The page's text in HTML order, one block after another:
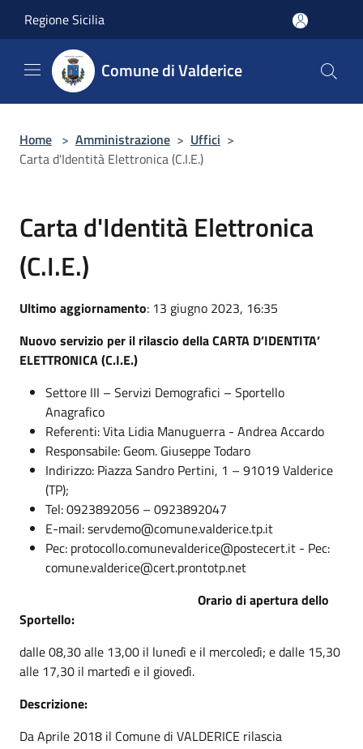
Regione Sicilia
Comune di Valderice
Home > Amministrazione > Uffici >
Carta d'Identità Elettronica (C.I.E.)
Carta d'Identità Elettronica
(C.I.E.)
Ultimo aggiornamento: 13 giugno 2023, 16:35
Nuovo servizio per il rilascio della CARTA D’IDENTITA’
ELETTRONICA (C.I.E.)
Settore III – Servizi Demografici – Sportello
Anagrafico
Referenti: Vita Lidia Manuguerra - Andrea Accardo
Responsabile: Geom. Giuseppe Todaro
Indirizzo: Piazza Sandro Pertini, 1 – 91019 Valderice
(TP);
Tel: 0923892056 – 0923892047
E-mail: servdemo@comune.valderice.tp.it
Pec: protocollo.comunevalderice@postecert.it - Pec:
comune.valderice@cert.prontotp.net
Orario di apertura dello
Sportello:
dalle 08,30 alle 13,00 il lunedì e il mercoledì; e dalle 15,30
alle 17,30 il martedì e il giovedì.
Descrizione:
Da Aprile 2018 il Comune di VALDERICE rilascia